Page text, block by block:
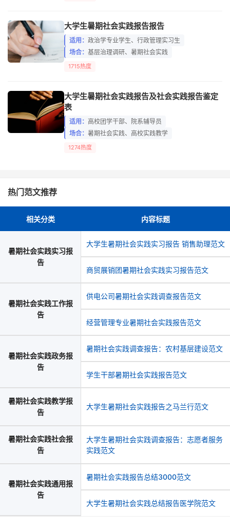
大学生暑期社会实践报告报告
适用： 政治学专业学生、行政管理实习生
场合： 基层治理调研、暑期社会实践
1715热度
大学生暑期社会实践报告及社会实践报告鉴定
表
适用： 高校团学干部、院系辅导员
场合： 暑期社会实践、高校实践教学
1274热度
热门范文推荐
相关分类 内容标题
暑期社会实践实习报
告
大学生暑期社会实践实习报告 销售助理范文
商贸展销团暑期社会实践实习报告范文
暑期社会实践工作报
告
供电公司暑期社会实践调查报告范文
经营管理专业暑期社会实践报告范文
暑期社会实践政务报
告
暑期社会实践调查报告：农村基层建设范文
学生干部暑期社会实践报告范文
暑期社会实践教学报
告
大学生暑期社会实践报告之马兰行范文
暑期社会实践社会报
告
大学生暑期社会实践调查报告：志愿者服务
实践范文
暑期社会实践通用报
告
暑期社会实践报告总结3000范文
大学生暑期社会实践总结报告医学院范文